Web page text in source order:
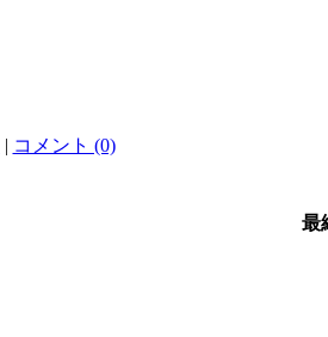
| コメント (0)
最